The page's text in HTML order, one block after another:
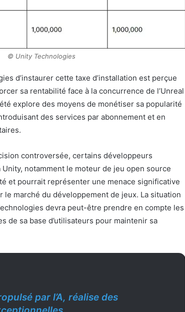
© Unity Technologies
d’instaurer cette taxe d’installation est perçue
sa rentabilité face à la concurrence de l’Unreal
explore des moyens de monétiser sa popularité
des services par abonnement et en
controversée, certains développeurs
notamment le moteur de jeu open source
et pourrait représenter une menace significative
le marché du développement de jeux. La situation
devra peut-être prendre en compte les
de sa base d’utilisateurs pour maintenir sa
par l’A, réalise des